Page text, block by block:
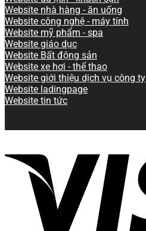
Website nhà hàng - ăn uống
Website công nghệ - máy tính
Website mỹ phẩm - spa
Website giáo dục
Website Bất động sản
Website xe hơi - thể thao
Website giới thiệu dịch vụ công ty
Website ladingpage
Website tin tức